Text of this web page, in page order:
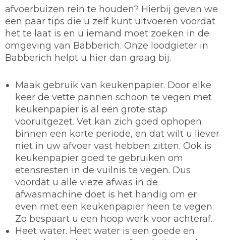
afvoerbuizen rein te houden? Hierbij geven we
een paar tips die u zelf kunt uitvoeren voordat
het te laat is en u iemand moet zoeken in de
omgeving van Babberich. Onze loodgieter in
Babberich helpt u hier dan graag bij.
Maak gebruik van keukenpapier. Door elke
keer de vette pannen schoon te vegen met
keukenpapier is al een grote stap
vooruitgezet. Vet kan zich goed ophopen
binnen een korte periode, en dat wilt u liever
niet in uw afvoer vast hebben zitten. Ook is
keukenpapier goed te gebruiken om
etensresten in de vuilnis te vegen. Dus
voordat u alle vieze afwas in de
afwasmachine doet is het handig om er
even met een keukenpapier heen te vegen.
Zo bespaart u een hoop werk voor achteraf.
Heet water. Heet water is een goede en